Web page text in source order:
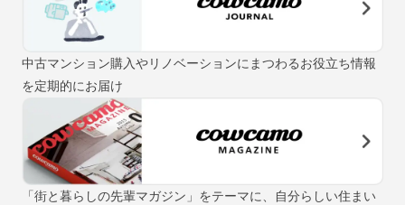
中古マンション購入やリノベーションにまつわるお役立ち情報
を定期的にお届け
「街と暮らしの先輩マガジン」をテーマに、自分らしい住まい